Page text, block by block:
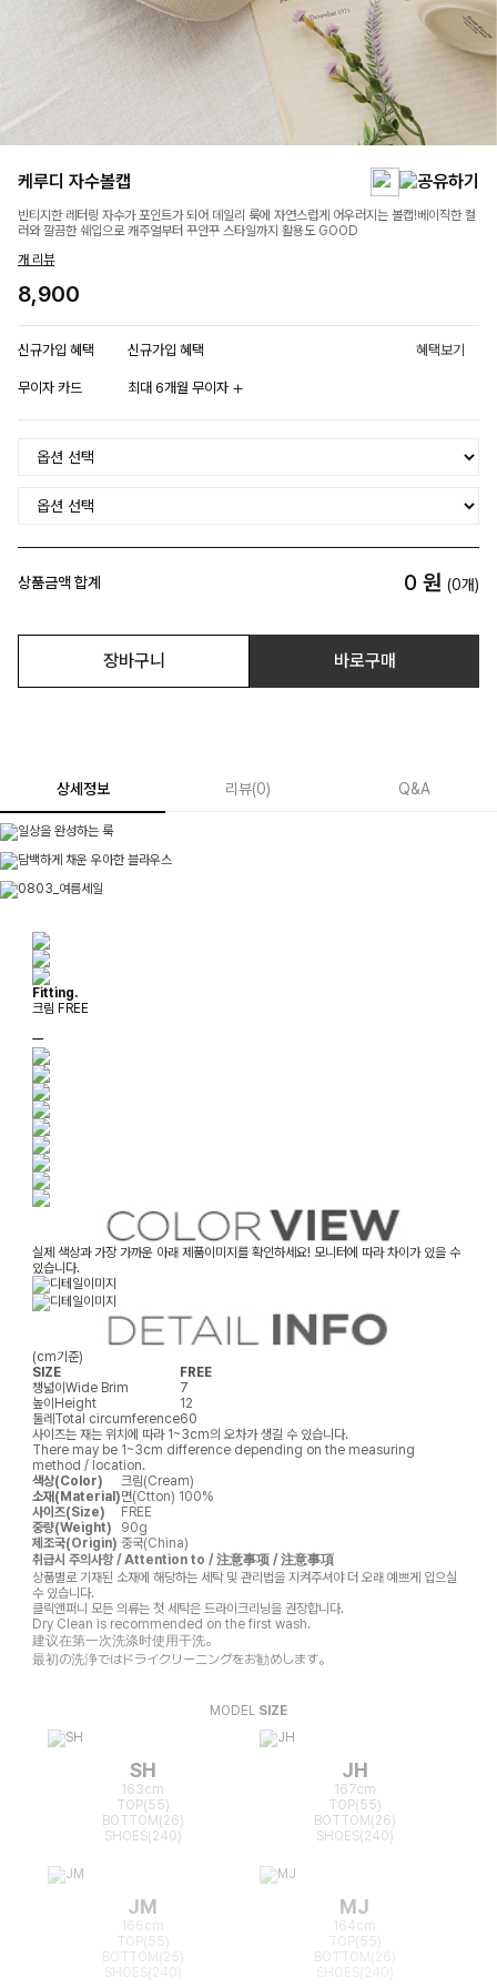
케루디 자수볼캡
빈티지한 레터링 자수가 포인트가 되어 데일리 룩에 자연스럽게 어우러지는 볼캡!베이직한 컬
러와 깔끔한 쉐입으로 캐주얼부터 꾸안꾸 스타일까지 활용도 GOOD
개 리뷰
8,900
신규가입 혜택 신규가입 혜택 혜택보기
무이자 카드 최대 6개월 무이자
상품금액 합계 0 원 (0개)
장바구니 바로구매
상세정보 리뷰(0) Q&A
Fitting.
크림 FREE
ㅡ
실제 색상과 가장 가까운 아래 제품이미지를 확인하세요! 모니터에 따라 차이가 있을 수
있습니다.
(cm기준)
SIZE
FREE
챙넓이Wide Brim
7
높이Height
12
둘레Total circumference60
사이즈는 재는 위치에 따라 1~3cm의 오차가 생길 수 있습니다.
There may be 1~3cm difference depending on the measuring
method / location.
색상(Color)
크림(Cream)
소재(Material)면(Ctton) 100%
사이즈(Size)
FREE
중량(Weight)
90g
제조국(Origin) 중국(China)
취급시 주의사항 / Attention to / 注意事项 / 注意事項
상품별로 기재된 소재에 해당하는 세탁 및 관리법을 지켜주셔야 더 오래 예쁘게 입으실
수 있습니다.
클릭앤퍼니 모든 의류는 첫 세탁은 드라이크리닝을 권장합니다.
Dry Clean is recommended on the first wash.
建议在第一次洗涤时使用干洗。
最初の洗浄ではドライクリーニングをお勧めします。
MODEL SIZE
SH
163cm
TOP(55)
BOTTOM(26)
SHOES(240)
JH
167cm
TOP(55)
BOTTOM(26)
SHOES(240)
JM
166cm
TOP(55)
BOTTOM(25)
MJ
164cm
TOP(55)
BOTTOM(26)